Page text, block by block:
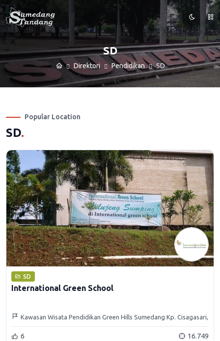
SD
Direktori Pendidikan SD
Popular Location
SD.
SD
International Green School
Kawasan Wisata Pendidikan Green Hills Sumedang Kp. Cisagasari,
Rancamulya, Sumedang Utara, Sumedang
6 16.749